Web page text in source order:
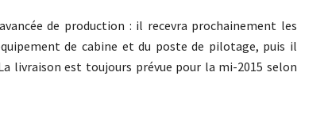
de production : il recevra prochainement les
de cabine et du poste de pilotage, puis il
livraison est toujours prévue pour la mi-2015 selon